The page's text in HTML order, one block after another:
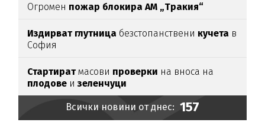
Огромен пожар блокира АМ „Тракия“
Издирват глутница безстопанствени кучета в
София
Стартиратмасови проверки на вноса на
плодове и зеленчуци
Всички новини от днес: 157